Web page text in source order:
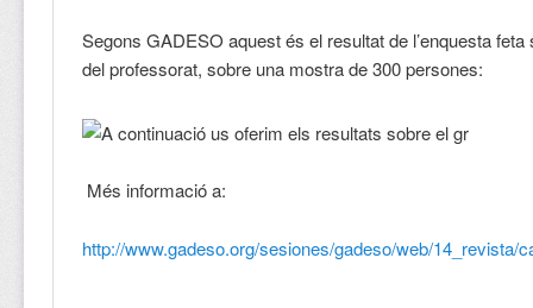
Segons GADESO aquest és el resultat de l’enquesta feta
del professorat, sobre una mostra de 300 persones:
Més informació a:
http://www.gadeso.org/sesiones/gadeso/web/14_revista/